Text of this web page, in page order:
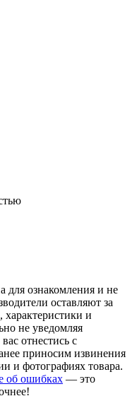
для ознакомления и не
оставляют за
и
не уведомляя
отнестись с
приносим извинения
и фотографиях товара.
об ошибках — это